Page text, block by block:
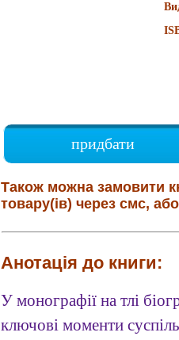
придбати
Також можна замовити
товару(ів) через смс,
Анотація до книги:
У монографії на тлі
ключові моменти